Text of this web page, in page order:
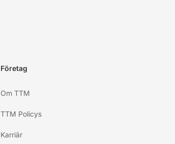
Företag
Om TTM
TTM Policys
Karriär